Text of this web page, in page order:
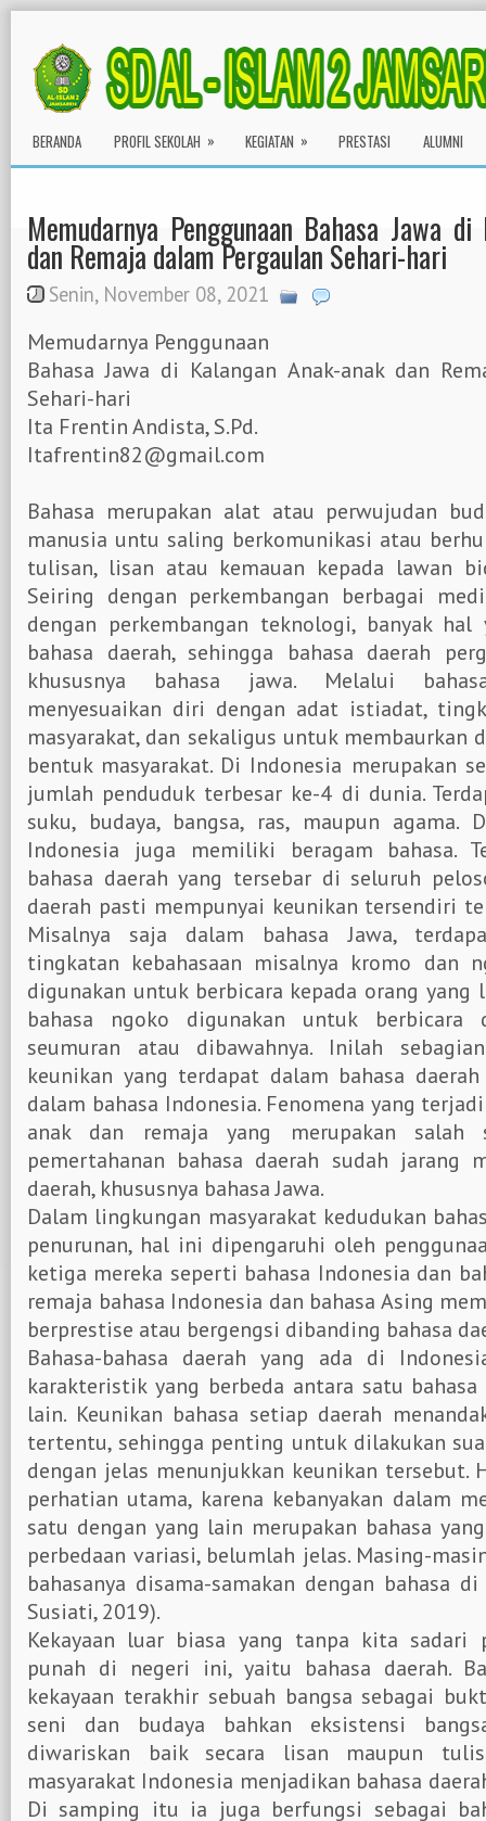
BERANDA PROFIL SEKOLAH » KEGIATAN » PRESTASI ALUMNI
Memudarnya Penggunaan Bahasa Jawa di
dan Remaja dalam Pergaulan Sehari-hari
Senin, November 08, 2021
Memudarnya Penggunaan
Bahasa Jawa di Kalangan Anak-anak dan
Sehari-hari
Ita Frentin Andista, S.Pd.
Itafrentin82@gmail.com
Bahasa merupakan alat atau perwujudan
manusia untu saling berkomunikasi atau
tulisan, lisan atau kemauan kepada lawan
Seiring dengan perkembangan berbagai
dengan perkembangan teknologi, banyak hal
bahasa daerah, sehingga bahasa daerah
khususnya bahasa jawa. Melalui
menyesuaikan diri dengan adat istiadat,
masyarakat, dan sekaligus untuk membaurkan
bentuk masyarakat. Di Indonesia merupakan
jumlah penduduk terbesar ke-4 di dunia.
suku, budaya, bangsa, ras, maupun
Indonesia juga memiliki beragam bahasa.
bahasa daerah yang tersebar di seluruh
daerah pasti mempunyai keunikan tersendiri
Misalnya saja dalam bahasa Jawa,
tingkatan kebahasaan misalnya kromo dan
digunakan untuk berbicara kepada orang yang
bahasa ngoko digunakan untuk berbicara
seumuran atau dibawahnya. Inilah
keunikan yang terdapat dalam bahasa
dalam bahasa Indonesia. Fenomena yang
anak dan remaja yang merupakan salah
pemertahanan bahasa daerah sudah jarang
daerah, khususnya bahasa Jawa.
Dalam lingkungan masyarakat kedudukan
penurunan, hal ini dipengaruhi oleh
ketiga mereka seperti bahasa Indonesia dan
remaja bahasa Indonesia dan bahasa Asing
berprestise atau bergengsi dibanding bahasa
Bahasa-bahasa daerah yang ada di
karakteristik yang berbeda antara satu bahasa
lain. Keunikan bahasa setiap daerah
tertentu, sehingga penting untuk dilakukan
dengan jelas menunjukkan keunikan tersebut.
perhatian utama, karena kebanyakan dalam
satu dengan yang lain merupakan bahasa
perbedaan variasi, belumlah jelas. Masing-
bahasanya disama-samakan dengan bahasa
Susiati, 2019).
Kekayaan luar biasa yang tanpa kita sadari
punah di negeri ini, yaitu bahasa daerah.
kekayaan terakhir sebuah bangsa sebagai
seni dan budaya bahkan eksistensi
diwariskan baik secara lisan maupun
masyarakat Indonesia menjadikan bahasa
Di samping itu ia juga berfungsi sebagai